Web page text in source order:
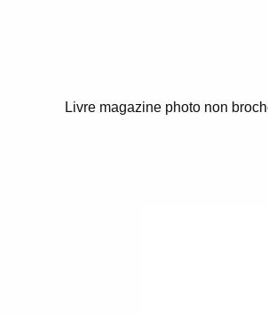
Livre magazine photo non